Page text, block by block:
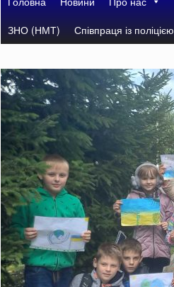
ЗНО (НМТ)
Співпраця із поліцією